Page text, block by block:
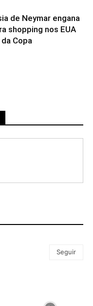
de Neymar engana
shopping nos EUA
Copa
Seguir